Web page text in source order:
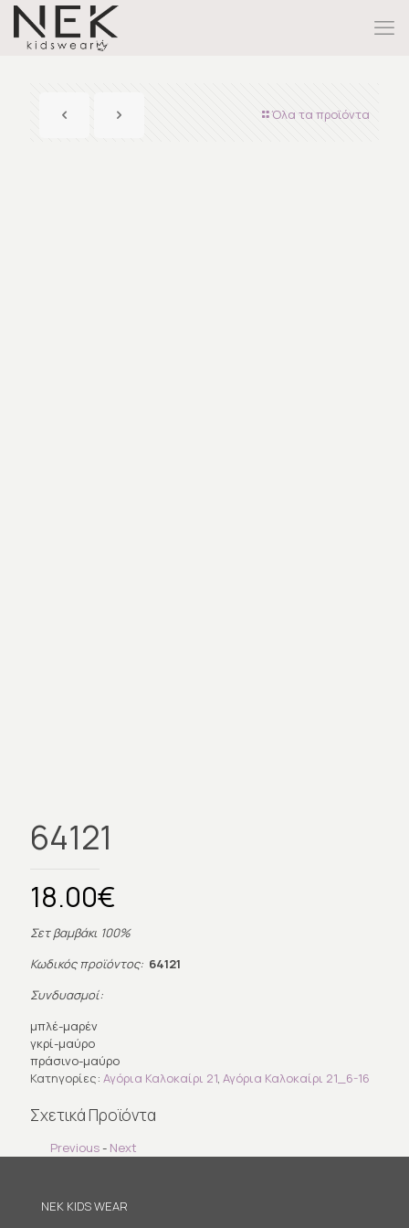
Όλα τα προϊόντα
64121
18.00€
Σετ βαμβάκι 100%
Κωδικός προϊόντος: 64121
Συνδυασμοί:
μπλέ-μαρέν
γκρί-μαύρο
πράσινο-μαύρο
Κατηγορίες: Αγόρια Καλοκαίρι 21, Αγόρια Καλοκαίρι 21_6-16
Σχετικά Προϊόντα
Previous- Next
NEK KIDS WEAR